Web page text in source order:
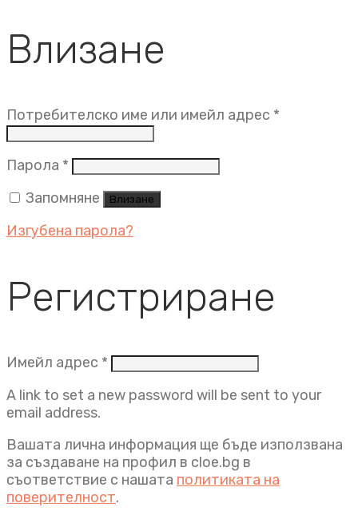
Влизане
Потребителско име или имейл адрес *
Парола * Задължително
Запомняне
Влизане
Изгубена парола?
Регистриране
Имейл адрес * Задължително
A link to set a new password will be sent to your
email address.
Вашата лична информация ще бъде използвана
за създаване на профил в cloe.bg в
съответствие с нашата политиката на
поверителност.